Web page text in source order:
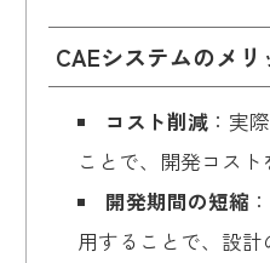
CAEシステムのメリ
コスト削減 ：実
ことで、開発コスト
開発期間の短縮
用することで、設